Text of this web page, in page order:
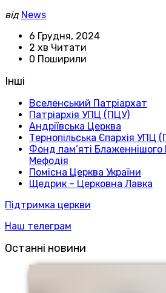
від News
6 Грудня, 2024
2 хв Читати
0 Поширили
Інші
Вселенський Патріархат
Патріархія УПЦ (ПЦУ)
Андріївська Церква
Тернопільська Єпархія УПЦ
Фонд пам’яті
Мефодія
Помісна Церква України
Щедрик – Церковна Лавка
Підтримка церкви
Наш телеграм
Останні новини